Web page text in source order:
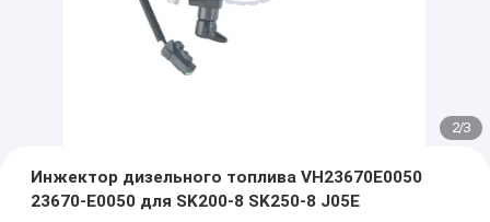
2/3
Инжектор дизельного топлива VH23670E0050
23670-E0050 для SK200-8 SK250-8 J05E